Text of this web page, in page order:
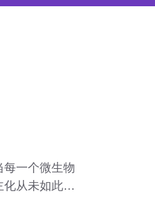
一个微生物
从未如此接